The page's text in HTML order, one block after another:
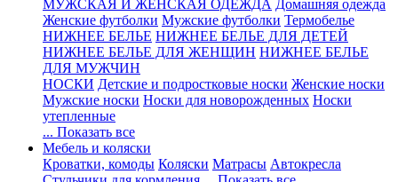
МУЖСКАЯ И ЖЕНСКАЯ ОДЕЖДА Домашняя одежда
Женские футболки Мужские футболки Термобелье
НИЖНЕЕ БЕЛЬЕ НИЖНЕЕ БЕЛЬЕ ДЛЯ ДЕТЕЙ
НИЖНЕЕ БЕЛЬЕ ДЛЯ ЖЕНЩИН НИЖНЕЕ БЕЛЬЕ
ДЛЯ МУЖЧИН
НОСКИ Детские и подростковые носки Женские носки
Мужские носки Носки для новорожденных Носки
утепленные
... Показать все
Мебель и коляски
Кроватки, комоды Коляски Матрасы Автокресла